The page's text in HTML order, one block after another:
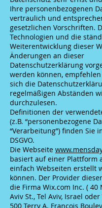
Ihre personenbezogenen
vertraulich und
gesetzlichen Vorschriften.
Technologien und die
Weiterentwicklung dieser
Änderungen an dieser
Datenschutzerklärung
werden können,
sich die
regelmäßigen Abständen
durchzulesen.
Definitionen der
(z.B. “personenbezogene
“Verarbeitung”) finden Sie
DSGVO.
Die Webseite
basiert auf einer Plattform
einfach Webseiten erstellt
können. Der Provider
die Firma Wix.com Inc. ( 40
Aviv St., Tel Aviv, Israel
500 Terry A. Francois